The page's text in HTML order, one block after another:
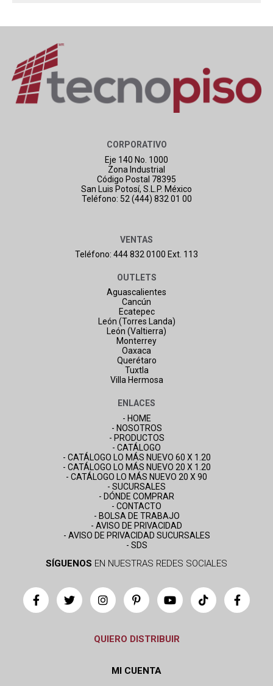
CORPORATIVO
Eje 140 No. 1000
Zona Industrial
Código Postal 78395
San Luis Potosí, S.L.P. México
Teléfono: 52 (444) 832 01 00
VENTAS
Teléfono: 444 832 0100 Ext. 113
OUTLETS
Aguascalientes
Cancún
Ecatepec
León (Torres Landa)
León (Valtierra)
Monterrey
Oaxaca
Querétaro
Tuxtla
Villa Hermosa
ENLACES
- HOME
- NOSOTROS
- PRODUCTOS
- CATÁLOGO
- CATÁLOGO LO MÁS NUEVO 60 X 1.20
- CATÁLOGO LO MÁS NUEVO 20 X 1.20
- CATÁLOGO LO MÁS NUEVO 20 X 90
- SUCURSALES
- DÓNDE COMPRAR
- CONTACTO
- BOLSA DE TRABAJO
- AVISO DE PRIVACIDAD
- AVISO DE PRIVACIDAD SUCURSALES
- SDS
SÍGUENOS EN NUESTRAS REDES SOCIALES
QUIERO DISTRIBUIR
MI CUENTA